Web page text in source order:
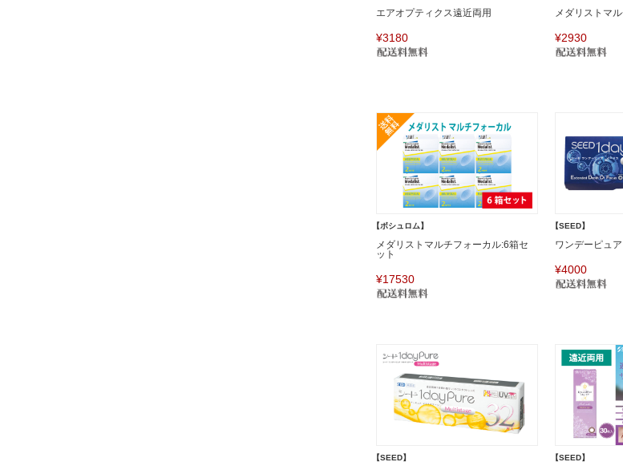
エアオプティクス遠近両用
¥3180
メダリストマ
¥2930
【ボシュロム】
メダリストマルチフォーカル:6箱セ
ット
¥17530
【SEED】
ワンデーピュ
¥4000
【SEED】 【SEED】